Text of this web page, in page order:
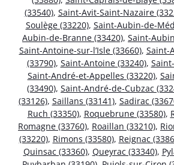
(33540), Saint-Avit-Saint-Nazaire
Soulège (33220), Saint-Aubin-de-
Aubin-de-Branne (33420), Saint-
Saint-Antoine-sur-l’Isle (33660), Saint-
(33790), Saint-Antoine (33240),
Saint-André-et-Appelles (33220),
(33490), Saint-André-de-Cubzac
(33126), Saillans (33141), Sadirac
Ruch (33350), Roquebrune (33580),
Romagne (33760), Roaillan (33210),
(33220), Rimons (33580), Reignac
Quinsac (33360), Queyrac (33340),